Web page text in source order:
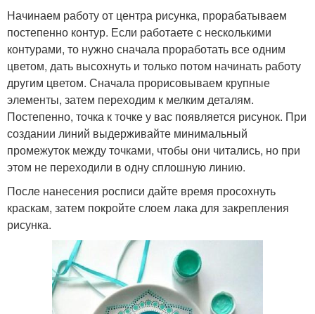
Начинаем работу от центра рисунка, прорабатываем
постепенно контур. Если работаете с несколькими
контурами, то нужно сначала проработать все одним
цветом, дать высохнуть и только потом начинать работу
другим цветом. Сначала прорисовываем крупные
элементы, затем переходим к мелким деталям.
Постепенно, точка к точке у вас появляется рисунок. При
создании линий выдерживайте минимальный
промежуток между точками, чтобы они читались, но при
этом не переходили в одну сплошную линию.
После нанесения росписи дайте время просохнуть
краскам, затем покройте слоем лака для закрепления
рисунка.